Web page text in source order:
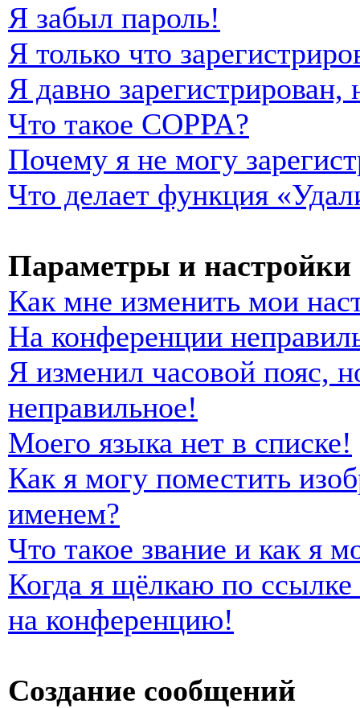
Я забыл пароль!
Я только что
Я давно
Что такое COPPA?
Почему я не могу
Что делает функция
Параметры и настройки
Как мне изменить мои
На конференции
Я изменил часовой пояс,
неправильное!
Моего языка нет в списке!
Как я могу поместить
именем?
Что такое звание и как я
Когда я щёлкаю по
на конференцию!
Создание сообщений